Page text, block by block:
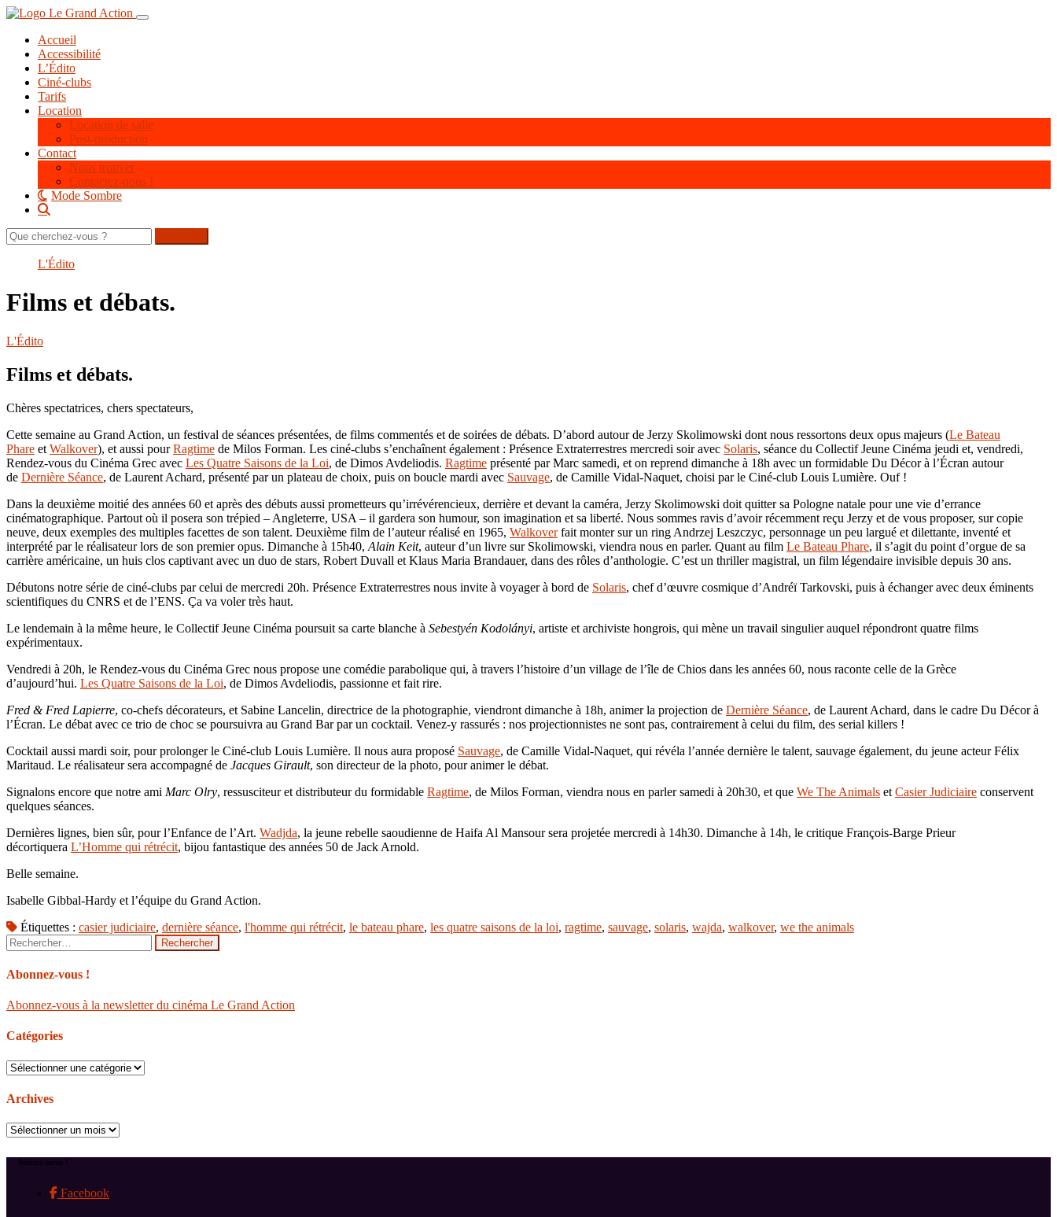
Aller
contenu
principal
Toggle navigation
Accueil
Accessibilité
L’Édito
Ciné-clubs
Tarifs
Location
Location de salle
Post-production
Contact
Nous trouver
Contactez-nous !
Mode Sombre
Rechercher
sur
L'Édito
Films et débats.
L'Édito
Films et débats.
Chères spectatrices, chers spectateurs,
Cette semaine au Grand Action, un festival de séances présentées, de films commentés et de soirées de débats. D’abord autour de Jerzy Skolimowski dont nous ressortons deux opus majeurs (Le Bateau
Phare et Walkover), et aussi pourRagtime de Milos Forman. Les ciné-clubs s’enchaînent également : Présence Extraterrestres mercredi soir avec Solaris, séance du Collectif Jeune Cinéma jeudi et, vendredi,
Rendez-vous du Cinéma Grec avec Les Quatre Saisons de la Loi, de Dimos Avdeliodis. Ragtime présenté par Marc samedi, et on reprend dimanche à 18h avec un formidable Du Décor à l’Écran autour
de Dernière Séance, de Laurent Achard, présenté par un plateau de choix, puis on boucle mardi avec Sauvage, de Camille Vidal-Naquet, choisi par le Ciné-club Louis Lumière. Ouf !
Dans la deuxième moitié des années 60 et après des débuts aussi prometteurs qu’irrévérencieux, derrière et devant la caméra, Jerzy Skolimowski doit quitter sa Pologne natale pour une vie d’errance
cinématographique. Partout où il posera son trépied – Angleterre, USA – il gardera son humour, son imagination et sa liberté. Nous sommes ravis d’avoir récemment reçu Jerzy et de vous proposer, sur copie
neuve, deux exemples des multiples facettes de son talent. Deuxième film de l’auteur réalisé en 1965, Walkoverfait monter sur un ring Andrzej Leszczyc, personnage un peu largué et dilettante, inventé et
interprété par le réalisateur lors de son premier opus. Dimanche à 15h40, Alain Keit, auteur d’un livre sur Skolimowski, viendra nous en parler. Quant au film Le Bateau Phare, il s’agit du point d’orgue de sa
carrière américaine, un huis clos captivant avec un duo de stars, Robert Duvall et Klaus Maria Brandauer, dans des rôles d’anthologie. C’est un thriller magistral, un film légendaire invisible depuis 30 ans.
Débutons notre série de ciné-clubs par celui de mercredi 20h. Présence Extraterrestres nous invite à voyager à bord de Solaris, chef d’œuvre cosmique d’Andréï Tarkovski, puis à échanger avec deux éminents
scientifiques du CNRS et de l’ENS. Ça va voler très haut.
Le lendemain à la même heure, le Collectif Jeune Cinéma poursuit sa carte blanche à Sebestyén Kodolányi, artiste et archiviste hongrois, qui mène un travail singulier auquel répondront quatre films
expérimentaux.
Vendredi à 20h, le Rendez-vous du Cinéma Grec nous propose une comédie parabolique qui, à travers l’histoire d’un village de l’île de Chios dans les années 60, nous raconte celle de la Grèce
d’aujourd’hui. Les Quatre Saisons de la Loi, de Dimos Avdeliodis, passionne et fait rire.
Fred & Fred Lapierre, co-chefs décorateurs, et Sabine Lancelin, directrice de la photographie, viendront dimanche à 18h, animer la projection de Dernière Séance, de Laurent Achard, dans le cadre Du Décor à
l’Écran. Le débat avec ce trio de choc se poursuivra au Grand Bar par un cocktail. Venez-y rassurés : nos projectionnistes ne sont pas, contrairement à celui du film, des serial killers !
Cocktail aussi mardi soir, pour prolonger le Ciné-club Louis Lumière. Il nous aura proposé Sauvage, de Camille Vidal-Naquet, qui révéla l’année dernière le talent, sauvage également, du jeune acteur Félix
Maritaud. Le réalisateur sera accompagné de Jacques Girault, son directeur de la photo, pour animer le débat.
Signalons encore que notre ami Marc Olry, ressusciteur et distributeur du formidable Ragtime, de Milos Forman, viendra nous en parler samedi à 20h30, et que We The Animals et Casier Judiciaire conservent
quelques séances.
Dernières lignes, bien sûr, pour l’Enfance de l’Art. Wadjda, la jeune rebelle saoudienne de Haifa Al Mansour sera projetée mercredi à 14h30. Dimanche à 14h, le critique François-Barge Prieur
décortiquera L’Homme qui rétrécit, bijou fantastique des années 50 de Jack Arnold.
Belle semaine.
Isabelle Gibbal-Hardy et l’équipe du Grand Action.
Étiquettes : casier judiciaire, dernière séance, l'homme qui rétrécit, le bateau phare, les quatre saisons de la loi, ragtime, sauvage, solaris, wajda, walkover, we the animals
Rechercher :
Abonnez-vous !
Abonnez-vous à la newsletter du cinéma Le Grand Action
Catégories
Catégories
Archives
Archives
Suivez-nous !
Facebook